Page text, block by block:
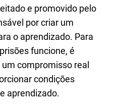
e promovido pelo
por criar um
o aprendizado. Para
funcione, é
compromisso real
condições
aprendizado.